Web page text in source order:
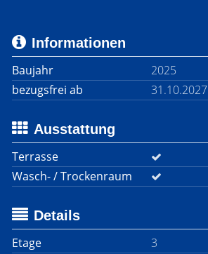
Informationen
Baujahr
2025
bezugsfrei ab
31.10.2027
Ausstattung
Terrasse
Wasch- / Trockenraum
Details
Etage
3